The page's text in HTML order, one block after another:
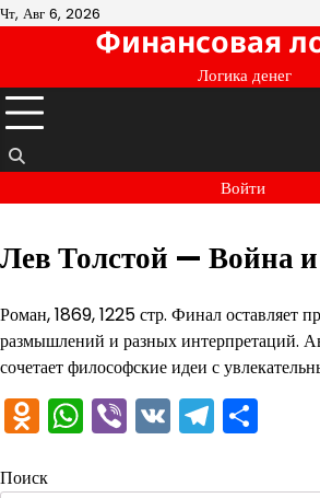
Перейти
Чт, Авг 6, 2026
Финансовая
Логика денег
Войти
Лев Толстой — Война
Роман, 1869, 1225 стр. Финал оставляет
размышлений и разных интерпретаций.
сочетает философские идеи с
Odnoklassniki
WhatsApp
Viber
VK
Поиск